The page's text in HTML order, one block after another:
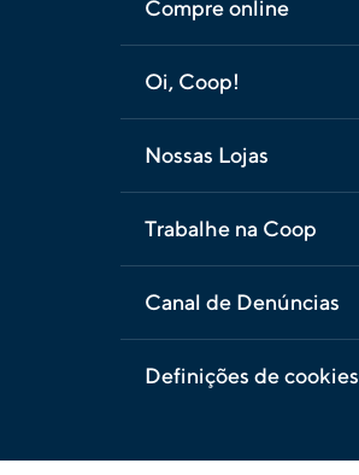
Compre online
Oi, Coop!
Nossas Lojas
Trabalhe na Coop
Canal de Denúncias
Definições de cookies